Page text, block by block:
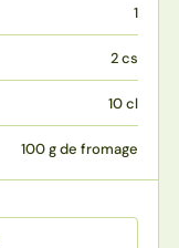
1
2 cs
10 cl
100 g de fromage